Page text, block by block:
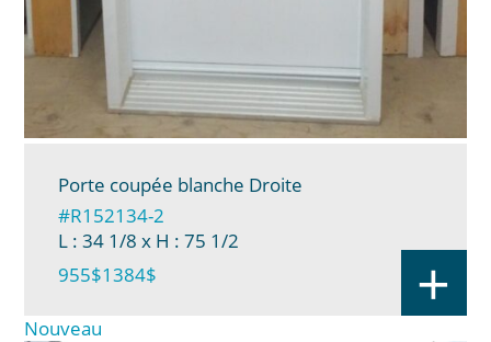
Porte coupée blanche Droite
#R152134-2
L : 34 1/8 x H : 75 1/2
955$1384$ +
Nouveau